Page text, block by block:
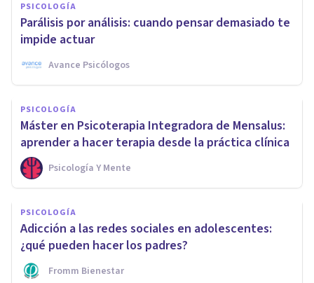
PSICOLOGÍA
Parálisis por análisis: cuando pensar demasiado te
impide actuar
Avance Psicólogos
PSICOLOGÍA
Máster en Psicoterapia Integradora de Mensalus:
aprender a hacer terapia desde la práctica clínica
Psicología Y Mente
PSICOLOGÍA
Adicción a las redes sociales en adolescentes:
¿qué pueden hacer los padres?
Fromm Bienestar